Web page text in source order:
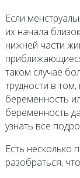
Если
их начала
нижней части
таком случае
трудности в том,
беременность
беременность
узнать все
Есть несколько
разобраться,